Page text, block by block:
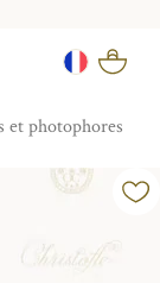
et photophores